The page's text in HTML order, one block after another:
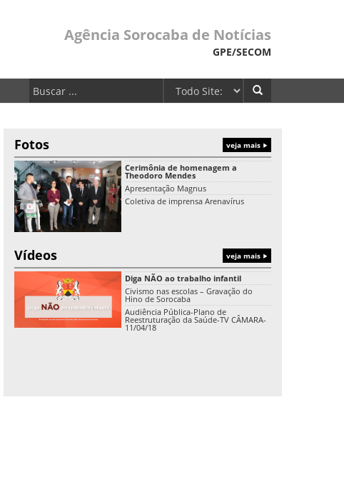
Agência Sorocaba de Notícias
GPE/SECOM
Fotos veja mais
Cerimônia de homenagem a
Theodoro Mendes
Apresentação Magnus
Coletiva de imprensa Arenavírus
Vídeos veja mais
Diga NÃO ao trabalho infantil
Civismo nas escolas – Gravação do
Hino de Sorocaba
Audiência Pública-Plano de
Reestruturação da Saúde-TV CÂMARA-
11/04/18